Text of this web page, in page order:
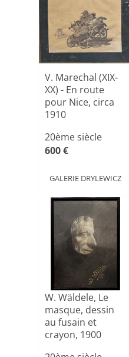
V. Marechal (XIX-
XX) - En route
pour Nice, circa
1910
20ème siècle
600 €
GALERIE DRYLEWICZ
W. Wäldele, Le
masque, dessin
au fusain et
crayon, 1900